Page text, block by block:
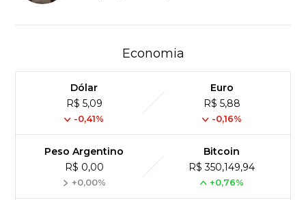
Economia
Dólar
R$ 5,09
-0,41%
Euro
R$ 5,88
-0,16%
Peso Argentino
R$ 0,00
+0,00%
Bitcoin
R$ 350,149,94
+0,76%